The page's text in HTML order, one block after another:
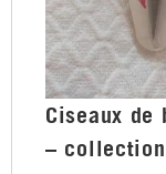
Ciseaux de
–